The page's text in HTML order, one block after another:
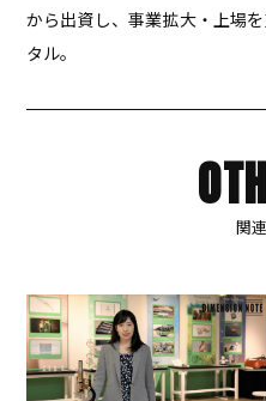
から出資し、事業拡大・上場
タル。
関